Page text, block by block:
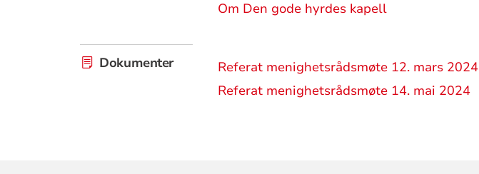
Om Den gode hyrdes kapell
Dokumenter
Referat menighetsrådsmøte 12. mars 2024
Referat menighetsrådsmøte 14. mai 2024